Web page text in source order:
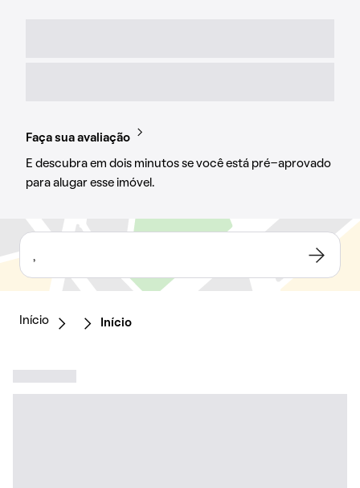
Faça sua avaliação
E descubra em dois minutos se você está pré-aprovado
para alugar esse imóvel.
,
Início Início